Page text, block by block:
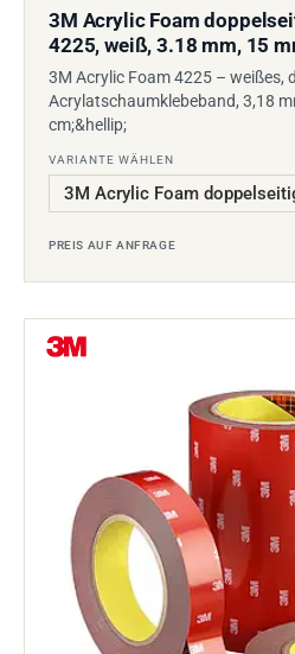
3M Acrylic Foam
4225, weiß, 3.18 mm, 15
3M Acrylic Foam 4225 – weißes,
Acrylatschaumklebeband, 3,18
cm;&hellip;
VARIANTE WÄHLEN
PREIS AUF ANFRAGE